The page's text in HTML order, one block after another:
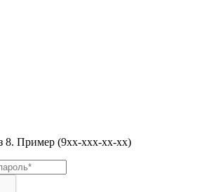
8. Пример (9хх-ххх-хх-хх)